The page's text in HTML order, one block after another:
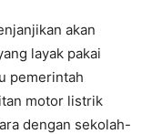
akan
layak pakai
pemerintah
motor listrik
dengan sekolah-